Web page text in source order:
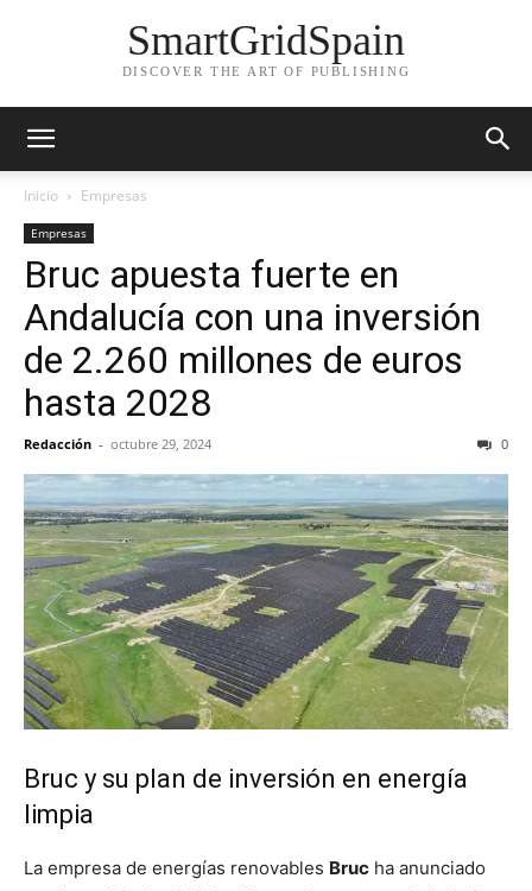
SmartGridSpain
DISCOVER THE ART OF PUBLISHING
Inicio Empresas
Empresas
Bruc apuesta fuerte en
Andalucía con una inversión
de 2.260 millones de euros
hasta 2028
Redacción - octubre 29, 2024 0
Bruc y su plan de inversión en energía
limpia
La empresa de energías renovables Bruc ha anunciado